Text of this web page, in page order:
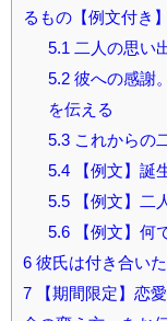
るもの【例文付き】
5.1 二人の思い
5.2彼への感謝
を伝える
5.3これからの
5.4【例文】誕
5.5【例文】二
5.6【例文】何
6 彼氏は付き合い
7 【期間限定】恋